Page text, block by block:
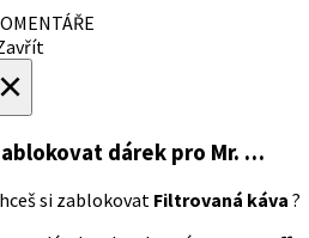
dárek pro Mr. …
si zablokovat Filtrovaná káva ?